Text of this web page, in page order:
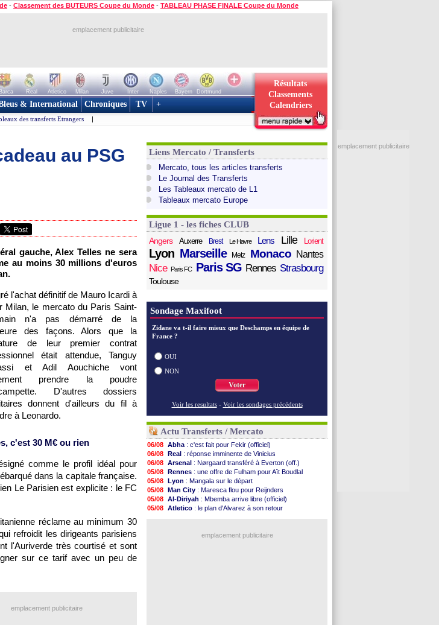
- Classement des BUTEURS Coupe du Monde - TABLEAU PHASE FINALE Coupe du Monde
emplacement publicitaire
Barca Real Atletico Milan Juve Inter Naples Bayern
Dortmund
Résultats
Classements
Calendriers
& International Chroniques TV +
des transferts Etrangers |
au PSG
gauche, Alex Telles ne sera
au moins 30 millions d'euros
l'achat définitif de Mauro Icardi à
Milan, le mercato du Paris Saint-
n'a pas démarré de la
des façons. Alors que la
de leur premier contrat
était attendue, Tanguy
et Adil Aouchiche vont
prendre la poudre
D'autres dossiers
donnent d'ailleurs du fil à
à Leonardo.
c'est 30 M€ ou rien
comme le profil idéal pour
dans la capitale française.
Le Parisien est explicite : le FC
réclame au minimum 30
refroidit les dirigeants parisiens
l'Auriverde très courtisé et sont
sur ce tarif avec un peu de
emplacement publicitaire
Liens Mercato / Transferts
Mercato, tous les articles transferts
Le Journal des Transferts
Les Tableaux mercato de L1
Tableaux mercato Europe
Ligue 1 - les fiches CLUB
Angers
Auxerre Brest Le Havre Lens Lille Lorient
Lyon Marseille Metz Monaco Nantes
Nice Paris FC Paris SG Rennes Strasbourg
Toulouse
Sondage Maxifoot
Zidane va t-il faire mieux que Deschamps en équipe de
France ?
OUI
NON
Voter
Voir les resultats - Voir les sondages précédents
Actu Transferts / Mercato
06/08 Abha : c'est fait pour Fekir (officiel)
06/08 Real : réponse imminente de Vinicius
06/08 Arsenal : Nørgaard transféré à Everton (off.)
05/08 Rennes : une offre de Fulham pour Aït Boudlal
05/08 Lyon : Mangala sur le départ
05/08 Man City : Maresca flou pour Reijnders
05/08 Al-Diriyah : Mbemba arrive libre (officiel)
05/08 Atletico : le plan d'Alvarez à son retour
: une nouvelle offre pour Vinicius
emplacement publicitaire
emplacement publicitaire